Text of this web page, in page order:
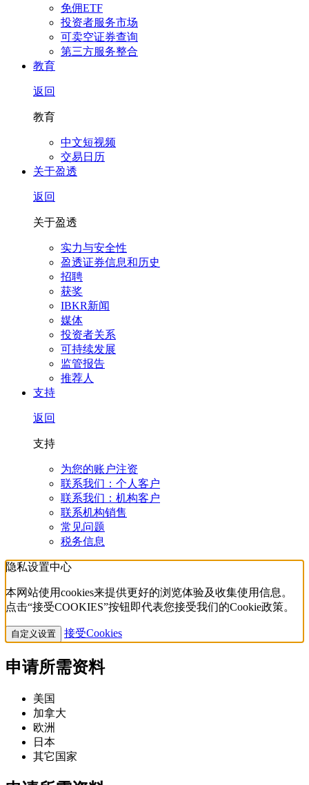
免佣ETF
投资者服务市场
可卖空证券查询
第三方服务整合
教育
返回
教育
中文短视频
交易日历
关于盈透
返回
关于盈透
实力与安全性
盈透证券信息和历史
招聘
获奖
IBKR新闻
媒体
投资者关系
可持续发展
监管报告
推荐人
支持
返回
支持
为您的账户注资
联系我们：个人客户
联系我们：机构客户
联系机构销售
常见问题
税务信息
隐私设置中心
本网站使用cookies来提供更好的浏览体验及收集使用信息。
点击“接受COOKIES”按钮即代表您接受我们的Cookie政策。
自定义设置 接受Cookies
申请所需资料
美国
加拿大
欧洲
日本
其它国家